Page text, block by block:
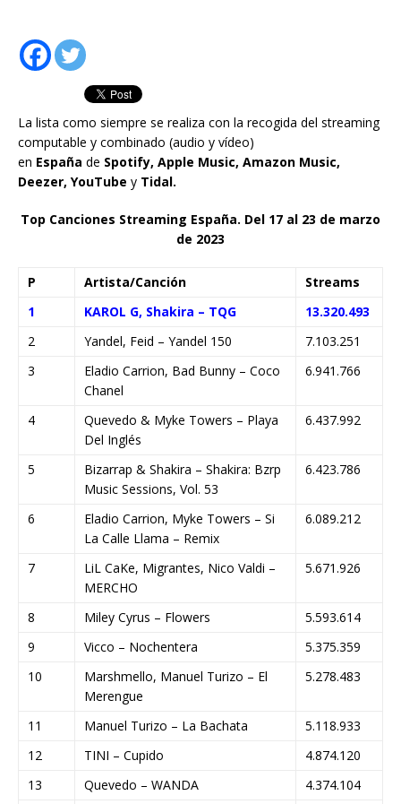
La lista como siempre se realiza con la recogida del streaming
computable y combinado (audio y vídeo)
en España de Spotify, Apple Music, Amazon Music,
Deezer, YouTube y Tidal.
Top Canciones Streaming España. Del 17 al 23 de marzo
de 2023
P Artista/Canción
Streams
1
KAROL G, Shakira – TQG
13.320.493
2
Yandel, Feid – Yandel 150
7.103.251
3
Eladio Carrion, Bad Bunny – Coco
Chanel
6.941.766
4
Quevedo & Myke Towers – Playa
Del Inglés
6.437.992
5
Bizarrap & Shakira – Shakira: Bzrp
Music Sessions, Vol. 53
6.423.786
6
Eladio Carrion, Myke Towers – Si
La Calle Llama – Remix
6.089.212
7
LiL CaKe, Migrantes, Nico Valdi –
MERCHO
5.671.926
8 Miley Cyrus – Flowers
5.593.614
9
Vicco – Nochentera
5.375.359
10
Marshmello, Manuel Turizo – El
Merengue
5.278.483
11 Manuel Turizo – La Bachata
5.118.933
12
TINI – Cupido
4.874.120
13
Quevedo – WANDA
4.374.104